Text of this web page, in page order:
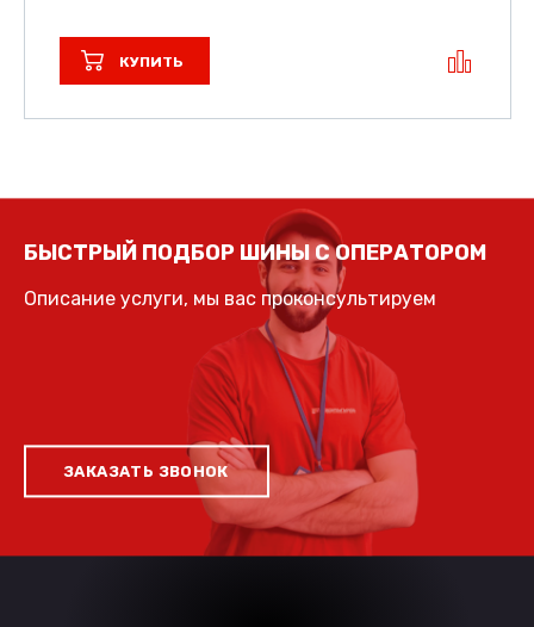
КУПИТЬ
БЫСТРЫЙ ПОДБОР ШИНЫ С ОПЕРАТОРОМ
Описание услуги, мы вас проконсультируем
ЗАКАЗАТЬ ЗВОНОК